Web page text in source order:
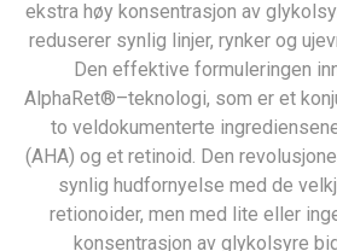
ekstra høy konsentrasjon av
reduserer synlig linjer, rynker og
Den effektive formuleringen
AlphaRet®–teknologi, som er et
to veldokumenterte
(AHA) og et retinoid. Den
synlig hudfornyelse med de
retionoider, men med lite eller
konsentrasjon av glykolsyre